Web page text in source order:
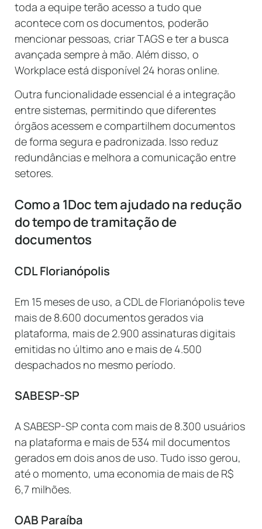
toda a equipe terão acesso a tudo que
acontece com os documentos, poderão
mencionar pessoas, criar TAGS e ter a busca
avançada sempre à mão. Além disso, o
Workplace está disponível 24 horas online.
Outra funcionalidade essencial é a integração
entre sistemas, permitindo que diferentes
órgãos acessem e compartilhem documentos
de forma segura e padronizada. Isso reduz
redundâncias e melhora a comunicação entre
setores.
Como a 1Doc tem ajudado na redução
do tempo de tramitação de
documentos
CDL Florianópolis
Em 15 meses de uso, a CDL de Florianópolis teve
mais de 8.600 documentos gerados via
plataforma, mais de 2.900 assinaturas digitais
emitidas no último ano e mais de 4.500
despachados no mesmo período.
SABESP-SP
A SABESP-SP conta com mais de 8.300 usuários
na plataforma e mais de 534 mil documentos
gerados em dois anos de uso. Tudo isso gerou,
até o momento, uma economia de mais de R$
6,7 milhões.
OAB Paraíba